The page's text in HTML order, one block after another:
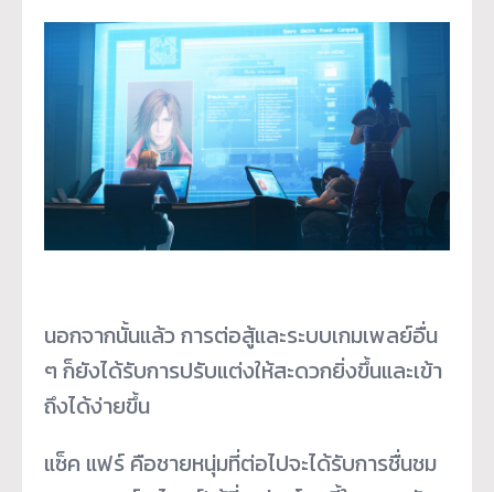
นอกจากนั้นแล้ว การต่อสู้และระบบเกมเพลย์อื่น
ๆ ก็ยังได้รับการปรับแต่งให้สะดวกยิ่งขึ้นและเข้า
ถึงได้ง่ายขึ้น
แซ็ค แฟร์ คือชายหนุ่มที่ต่อไปจะได้รับการชื่นชม